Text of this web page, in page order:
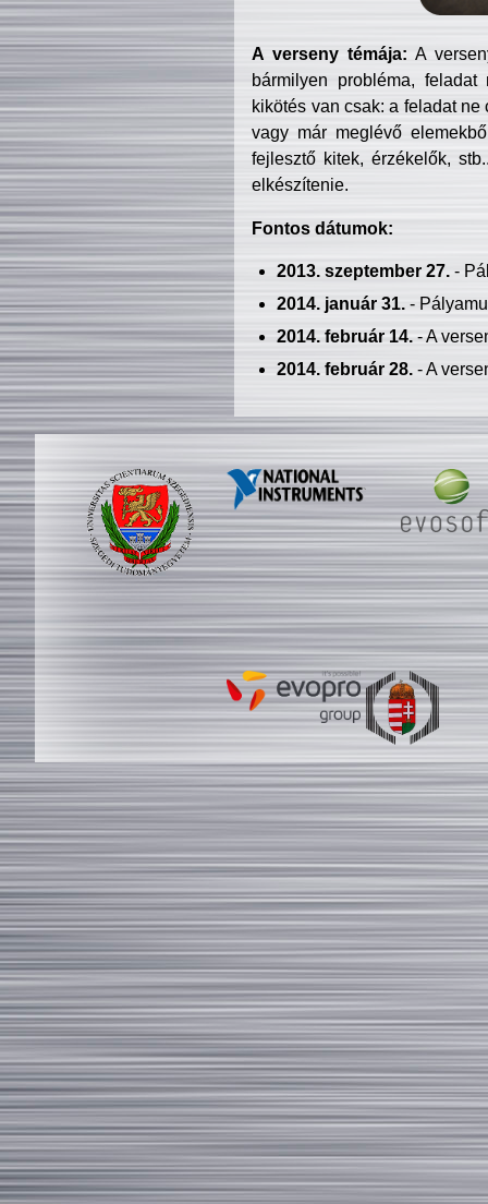
A verseny témája: A
bármilyen probléma, feladat
kikötés van csak: a feladat
vagy már meglévő
fejlesztő kitek, érzékelők,
elkészítenie.
Fontos dátumok:
2013. szeptember 27.-
2014. január 31.-
2014. február 14.- A
2014. február 28.- A